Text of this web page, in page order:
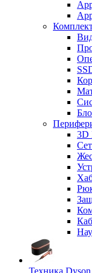
3D
Техника Dyson